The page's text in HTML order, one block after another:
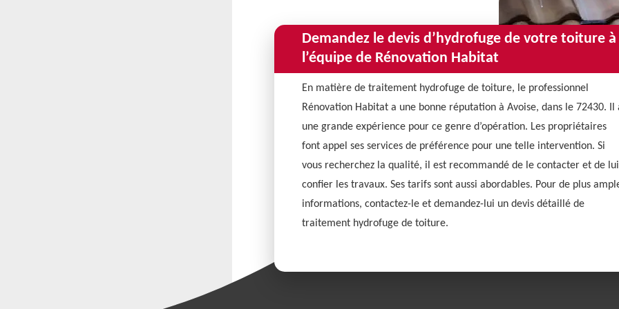
Demandez le devis d’hydrofuge de votre toiture à
l’équipe de Rénovation Habitat
En matière de traitement hydrofuge de toiture, le professionnel
Rénovation Habitat a une bonne réputation à Avoise, dans le 72430. Il
une grande expérience pour ce genre d’opération. Les propriétaires
font appel ses services de préférence pour une telle intervention. Si
vous recherchez la qualité, il est recommandé de le contacter et de lui
confier les travaux. Ses tarifs sont aussi abordables. Pour de plus
informations, contactez-le et demandez-lui un devis détaillé de
traitement hydrofuge de toiture.